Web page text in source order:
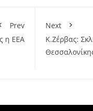
Prev
η ΕΕΑ
Next
Κ.Ζέρβας: